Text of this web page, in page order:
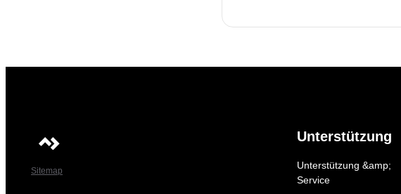
Sitemap
Unterstützung
Unterstützung &amp;
Service